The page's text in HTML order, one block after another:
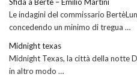
Le indagini del commissario
concedendo un minimo di tregua …
Midnight texas
Midnight Texas, la città della notte
in altro modo …